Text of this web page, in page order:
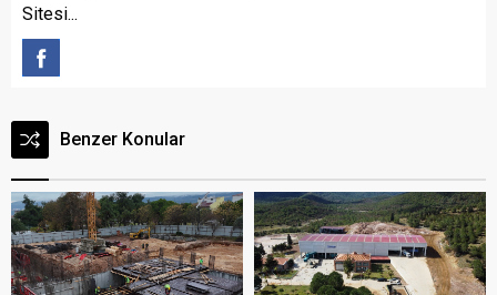
Sitesi...
Benzer Konular